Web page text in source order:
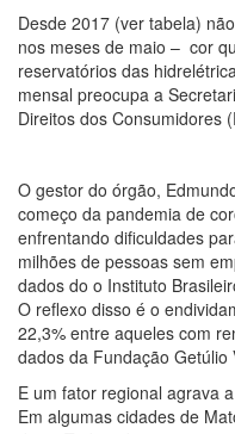
Desde 2017 (ver tabela)
nos meses de maio – cor
reservatórios das
mensal preocupa a
Direitos dos Consumidores
O gestor do órgão,
começo da pandemia de
enfrentando dificuldades
milhões de pessoas sem
dados do o Instituto
O reflexo disso é o
22,3% entre aqueles com
dados da Fundação
E um fator regional agrava
Em algumas cidades de